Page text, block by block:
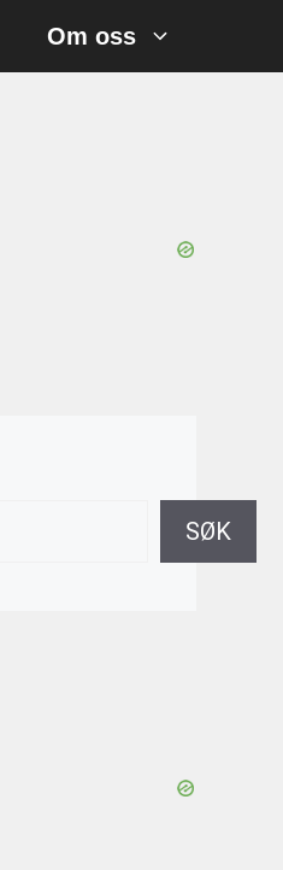
Om oss
SØK